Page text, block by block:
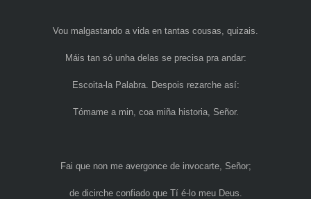
Vou malgastando a vida en tantas cousas, quizais.
Máis tan só unha delas se precisa pra andar:
Escoita-la Palabra. Despois rezarche así:
Tómame a min, coa miña historia, Señor.
Fai que non me avergonce de invocarte, Señor;
de dicirche confiado que Tí é-lo meu Deus.